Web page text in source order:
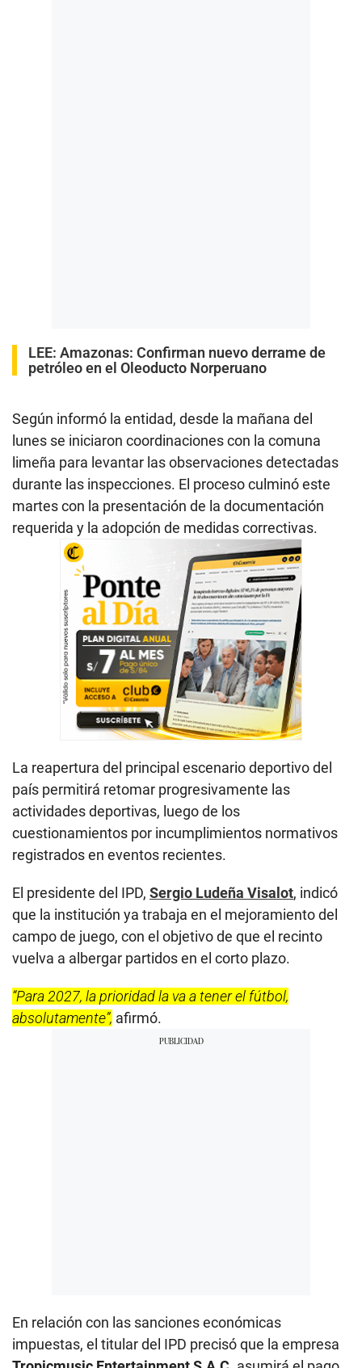
LEE: Amazonas: Confirman nuevo derrame de
petróleo en el Oleoducto Norperuano
Según informó la entidad, desde la mañana del
lunes se iniciaron coordinaciones con la comuna
limeña para levantar las observaciones detectadas
durante las inspecciones. El proceso culminó este
martes con la presentación de la documentación
requerida y la adopción de medidas correctivas.
La reapertura del principal escenario deportivo del
país permitirá retomar progresivamente las
actividades deportivas, luego de los
cuestionamientos por incumplimientos normativos
registrados en eventos recientes.
El presidente del IPD, Sergio Ludeña Visalot, indicó
que la institución ya trabaja en el mejoramiento del
campo de juego, con el objetivo de que el recinto
vuelva a albergar partidos en el corto plazo.
“Para 2027, la prioridad la va a tener el fútbol,
absolutamente”, afirmó.
En relación con las sanciones económicas
impuestas, el titular del IPD precisó que la empresa